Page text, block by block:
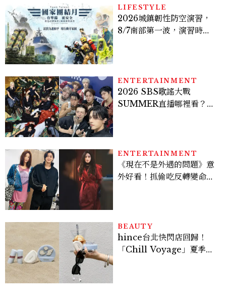
LIFESTYLE
2026城鎮韌性防空演習，
8/7南部第一波，演習時
ENTERTAINMENT
2026 SBS歌謠大戰
SUMMER直播哪裡看？
ENTERTAINMENT
《現在不是外遇的問題》意
外好看！抓偷吃反轉變命
看點懶人包
BEAUTY
hince台北快閃店回歸！
「Chill Voyage」夏季限